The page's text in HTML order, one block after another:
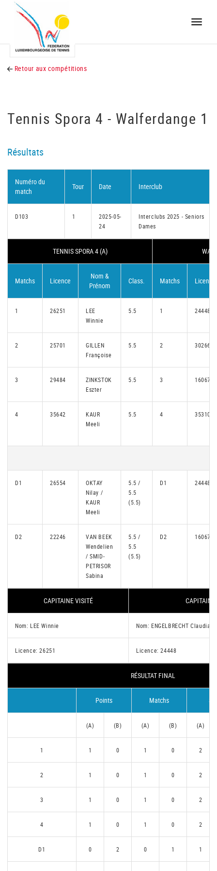
Toggle
Retour aux compétitions
Tennis Spora 4 - Walferdange 1
Résultats
Numéro du
match
Tour Date Interclub
D103 1
2025-05-
24
Interclubs 2025 - Seniors
Dames
TENNIS SPORA 4 (A)
Matchs Licence
Nom &
Prénom
Class. Matchs Licence
1 26251
LEE
Winnie
5.5 1 24448
2 25701
GILLEN
Françoise
5.5 2 30266
3 29484
ZINKSTOK
Eszter
5.5 3 16067
4 35642
KAUR
Meeli
5.5 4 35310
D1 26554
OKTAY
Nilay /
KAUR
Meeli
5.5 /
5.5
(5.5)
D1 24448
D2 22246
VAN BEEK
Wendelien
/ SMID-
PETRISOR
Sabina
5.5 /
5.5
(5.5)
D2 16067
CAPITAINE VISITÉ CAPITAINE
Nom: LEE Winnie Nom: ENGELBRECHT Claudia
Licence: 26251 Licence: 24448
RÉSULTAT FINAL
Points Matchs
(A) (B) (A) (B) (A)
1 1 0 1 0 2
2 1 0 1 0 2
3 1 0 1 0 2
4 1 0 1 0 2
D1 0 2 0 1 1